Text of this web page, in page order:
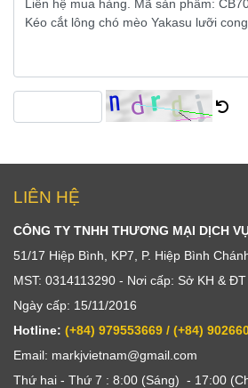
LIÊN HỆ
CÔNG TY TNHH THƯƠNG MẠI DỊCH
51/17 Hiệp Bình, KP7, P. Hiệp Bình
MST: 0314113290 - Nơi cấp: Sở KH &
Ngày cấp: 15/11/2016
Hotline: (+84) 979553669 / (+84)
Email: markjvietnam@gmail.com
Thứ hai - Thứ 7 : 8:00 (Sáng) - 17:00